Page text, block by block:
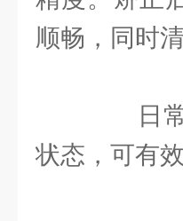
顺畅，同时
日常
状态，可有